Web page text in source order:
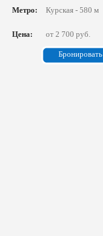
Метро:
Курская - 580 м
Цена: от 2 700 руб.
Бронировать